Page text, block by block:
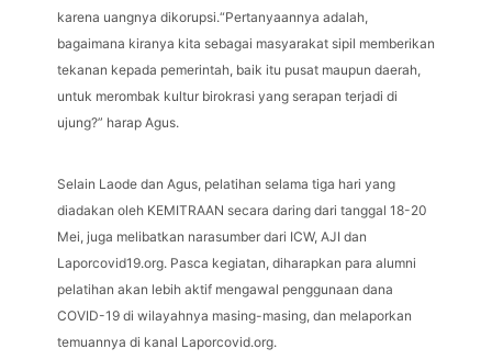
karena uangnya dikorupsi.“Pertanyaannya adalah,
bagaimana kiranya kita sebagai masyarakat sipil memberikan
tekanan kepada pemerintah, baik itu pusat maupun daerah,
untuk merombak kultur birokrasi yang serapan terjadi di
ujung?” harap Agus.
Selain Laode dan Agus, pelatihan selama tiga hari yang
diadakan oleh KEMITRAAN secara daring dari tanggal 18-20
Mei, juga melibatkan narasumber dari ICW, AJI dan
Laporcovid19.org. Pasca kegiatan, diharapkan para alumni
pelatihan akan lebih aktif mengawal penggunaan dana
COVID-19 di wilayahnya masing-masing, dan melaporkan
temuannya di kanal Laporcovid.org.